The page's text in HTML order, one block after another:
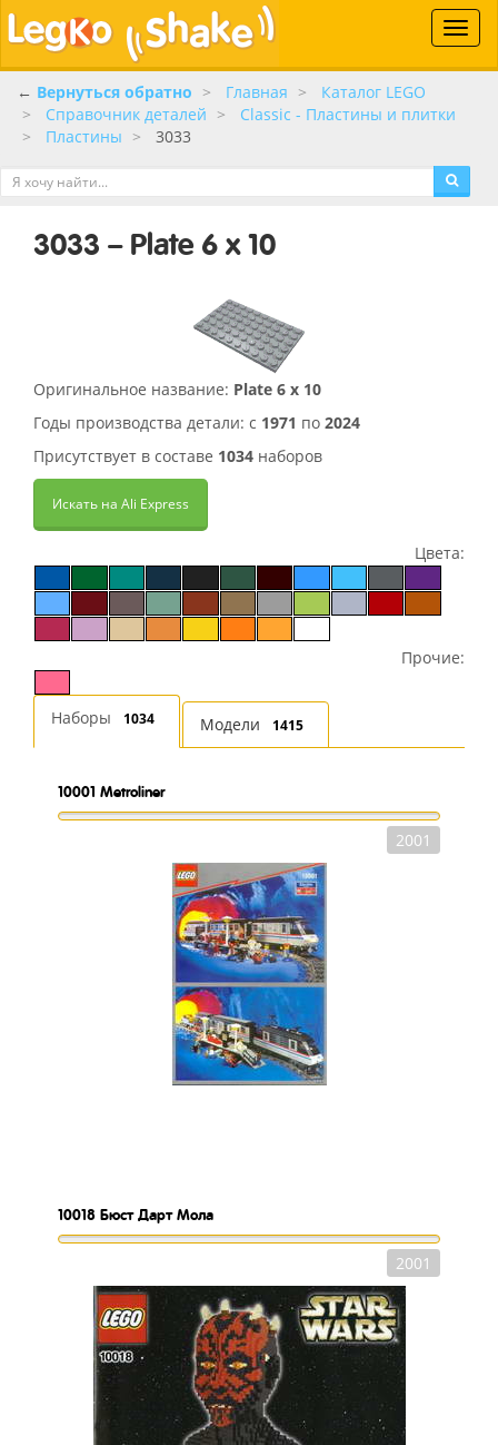
Toggle
← Вернуться обратно Главная
Каталог LEGO
Справочник деталей
Classic - Пластины и плитки
Пластины
3033
3033 – Plate 6 x 10
Оригинальное название: Plate 6 x 10
Годы производства детали: с 1971 по 2024
Присутствует в составе 1034 наборов
Искать на Ali Express
Цвета:
Прочие:
Наборы 1034 Модели 1415
10001 Metroliner
2001
10018 Бюст Дарт Мола
2001